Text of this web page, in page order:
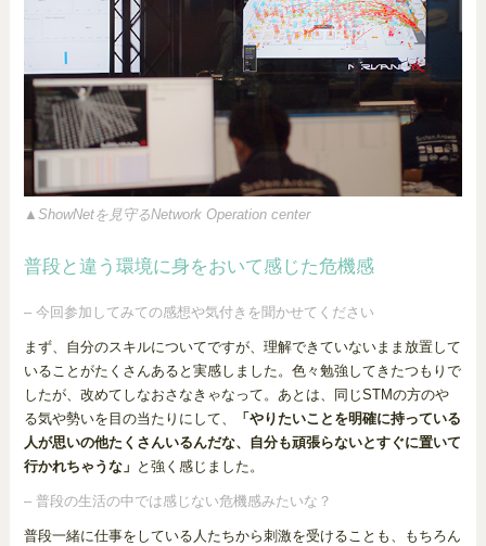
▲ShowNetを見守るNetwork Operation center
普段と違う環境に身をおいて感じた危機感
– 今回参加してみての感想や気付きを聞かせてください
まず、自分のスキルについてですが、理解できていないまま放置して
いることがたくさんあると実感しました。色々勉強してきたつもりで
したが、改めてしなおさなきゃなって。あとは、同じSTMの方のや
る気や勢いを目の当たりにして、
「やりたいことを明確に持っている
人が思いの他たくさんいるんだな、自分も頑張らないとすぐに置いて
行かれちゃうな」 と強く感じました。
– 普段の生活の中では感じない危機感みたいな？
普段一緒に仕事をしている人たちから刺激を受けることも、もちろん